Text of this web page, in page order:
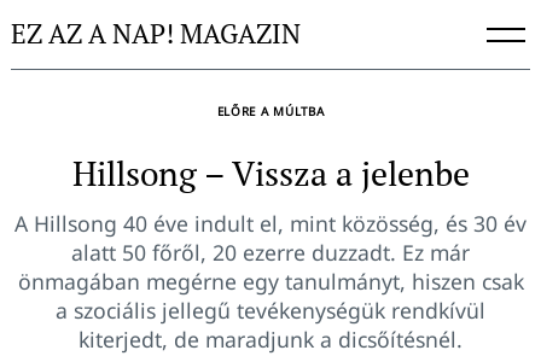
toEZ AZ A NAP! MAGAZIN
ELŐRE A MÚLTBA
Hillsong – Vissza a jelenbe
A Hillsong 40 éve indult el, mint közösség, és 30 év
alatt 50 főről, 20 ezerre duzzadt. Ez már
önmagában megérne egy tanulmányt, hiszen csak
a szociális jellegű tevékenységük rendkívül
kiterjedt, de maradjunk a dicsőítésnél.